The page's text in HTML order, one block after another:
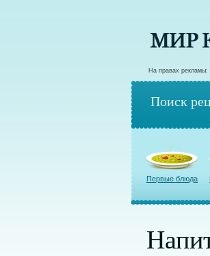
На правах рекламы:
Поиск
Первые блюда